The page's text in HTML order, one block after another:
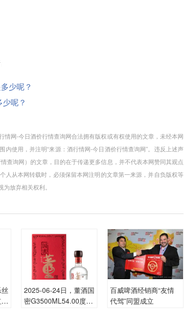
少呢？
呢？
情网-今日酒价行情查询网合法拥有版权或有权使用的文章，未经本网
使用，并注明“来源：酒行情网-今日酒价行情查询网”。违反上述声
查询网）的文章，目的在于传递更多信息，并不代表本网赞同其观点
人从本网转载时，必须保留本网注明的文章第一来源，并自负版权等
放弃相关权利。
2025-06-24日，董酒国
密G3500ML54.00度酒
百威啤酒经销商“友情
代驾”同盟成立